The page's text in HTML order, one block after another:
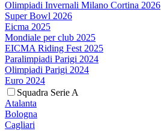
Olimpiadi Invernali Milano Cortina 2026
Super Bowl 2026
Eicma 2025
Mondiale per club 2025
EICMA Riding Fest 2025
Paralimpiadi Parigi 2024
Olimpiadi Parigi 2024
Euro 2024
Squadra Serie A
Atalanta
Bologna
Cagliari